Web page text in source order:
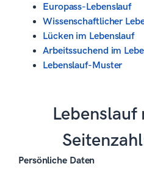
Europass-Lebenslauf
Wissenschaftlicher
Lücken im Lebenslauf
Arbeitssuchend im
Lebenslauf-Muster
Persönliche Daten